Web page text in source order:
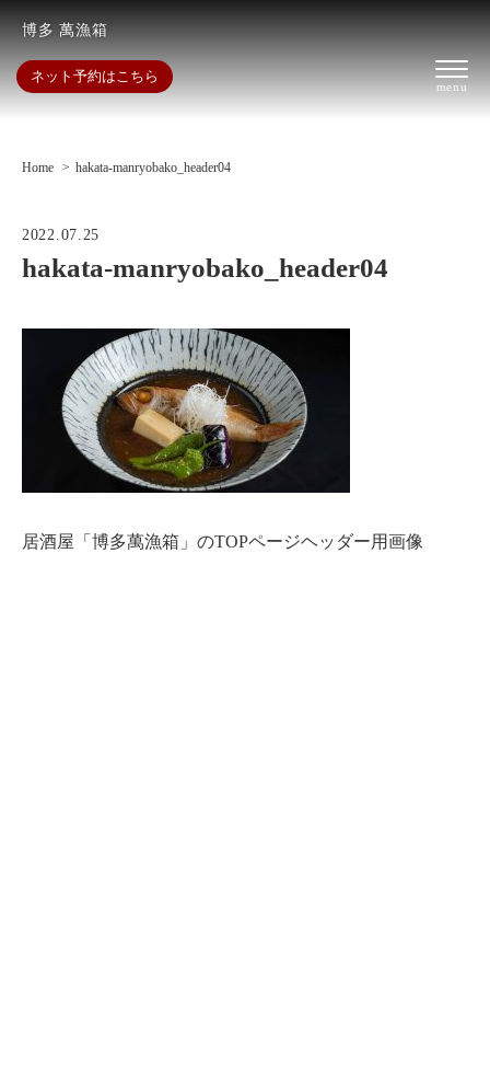
博多 萬漁箱
ネット予約はこちら
Home hakata-manryobako_header04
2022.07.25
hakata-manryobako_header04
居酒屋「博多萬漁箱」のTOPページヘッダー用画像